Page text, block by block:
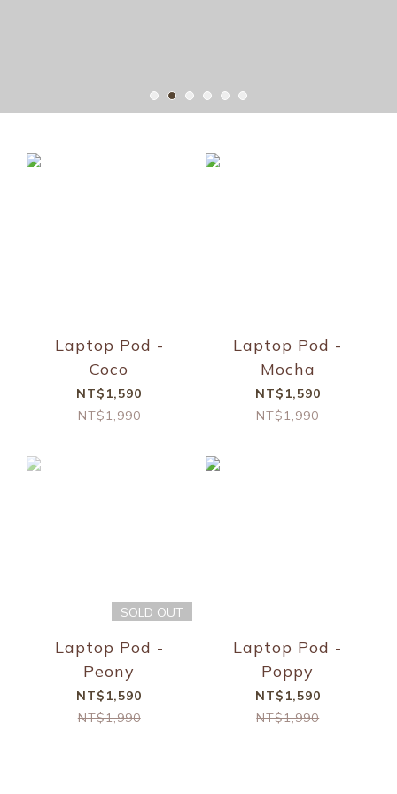
Laptop Pod -
Coco
NT$1,590
NT$1,990
Laptop Pod -
Mocha
NT$1,590
NT$1,990
SOLD OUT
Laptop Pod -
Peony
NT$1,590
NT$1,990
Laptop Pod -
Poppy
NT$1,590
NT$1,990